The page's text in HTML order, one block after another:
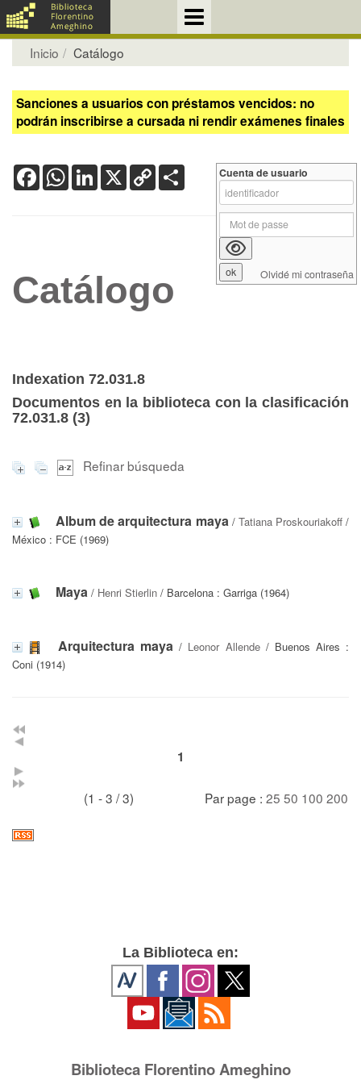
Inicio Catálogo
Sanciones a usuarios con préstamos vencidos: no
podrán inscribirse a cursada ni rendir exámenes finales
FacebookWhatsApp
LinkedIn
X Copy
Link
Catálogo
Indexation 72.031.8
Documentos en la biblioteca con la clasificación
72.031.8 (3)
Refinar búsqueda
Album de arquitectura maya/ Tatiana Proskouriakoff/
México : FCE (1969)
Maya / Henri Stierlin / Barcelona : Garriga (1964)
Arquitectura maya / Leonor Allende/ Buenos Aires :
Coni (1914)
1
(1 - 3 / 3) Par page : 25 50 100 200
Cuenta de usuario
Olvidé mi contraseña
La Biblioteca en:
Biblioteca Florentino Ameghino